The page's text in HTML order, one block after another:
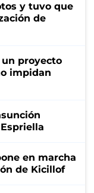
y tuvo que
de
proyecto
impidan
en marcha
de Kicillof